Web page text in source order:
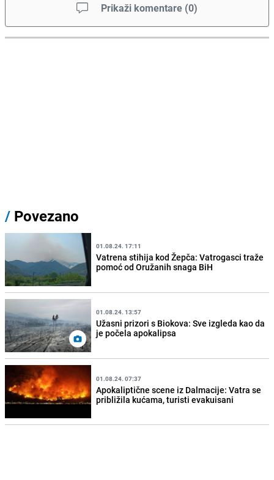
Prikaži komentare (0)
/ Povezano
01.08.24. 17:11
Vatrena stihija kod Žepča: Vatrogasci traže
pomoć od Oružanih snaga BiH
01.08.24. 13:57
Užasni prizori s Biokova: Sve izgleda kao da
je počela apokalipsa
01.08.24. 07:37
Apokaliptične scene iz Dalmacije: Vatra se
približila kućama, turisti evakuisani